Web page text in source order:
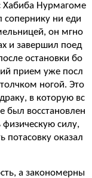
Хабиба Нурмагоме
сопернику ни еди
он мгно
и завершил поед
остановки бо
прием уже посл
ногой. Это
в которую вс
был восстановлен
силу,
потасовку оказал
а закономерны